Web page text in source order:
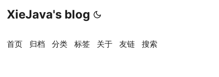
XieJava's blog
首页 归档 分类 标签 关于 友链 搜索